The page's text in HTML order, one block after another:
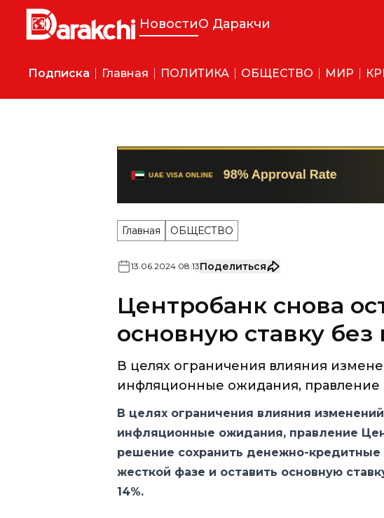
НовостиО Даракчи
Подписка Главная ПОЛИТИКА ОБЩЕСТВО МИР
Главная ОБЩЕСТВО
13 06 2024 08:13Поделиться
Центробанк снова
основную ставку
В целях ограничения влияния
инфляционные ожидания, правление
В целях ограничения влияния
инфляционные ожидания, правление
решение сохранить денежно-кредитные
жесткой фазе и оставить основную
14%.